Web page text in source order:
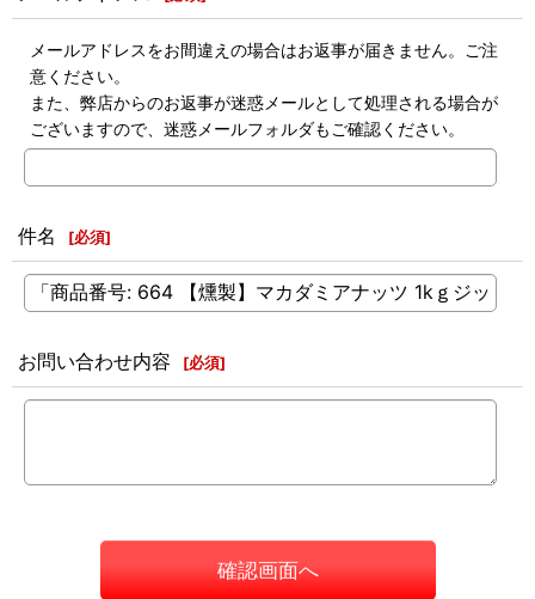
メールアドレスをお間違えの場合はお返事が届きません。ご注
意ください。
また、弊店からのお返事が迷惑メールとして処理される場合が
ございますので、迷惑メールフォルダもご確認ください。
件名 [必須]
お問い合わせ内容 [必須]
確認画面へ